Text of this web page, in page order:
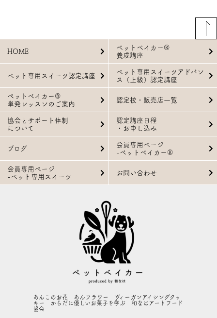
HOME
ペットベイカー®
養成講座
ペット専用スイーツ認定講座
ペット専用スイーツアドバン
ス（上級）認定講座
ペットベイカー®
単発レッスンのご案内
認定校・販売店一覧
協会とサポート体制
について
認定講座日程
・お申し込み
ブログ
会員専用ページ
-ペットベイカー®
会員専用ページ
-ペット専用スイーツ
お問い合わせ
あんこのお花 あんフラワー ヴィーガンアイシングクッ
キー からだに優しいお菓子を学ぶ 和なはアートフード
協会